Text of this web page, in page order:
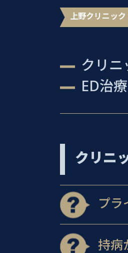
上野クリニック
クリニ
ED治療
クリニ
プラ
持病